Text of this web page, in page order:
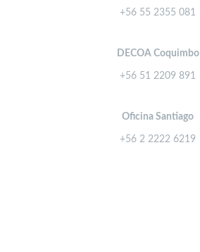
+56 55 2355 081
DECOA Coquimbo
+56 51 2209 891
Oficina Santiago
+56 2 2222 6219